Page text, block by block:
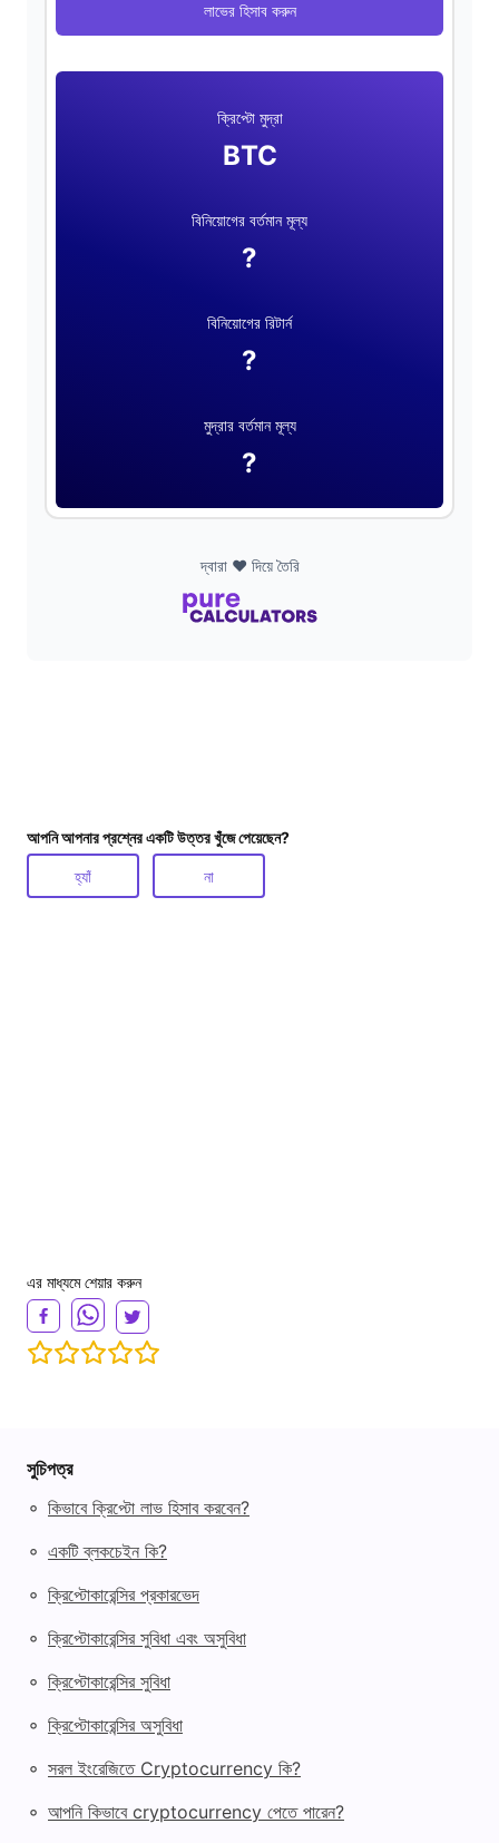
লাভের হিসাব করুন
ক্রিপ্টো মুদ্রা
BTC
বিনিয়োগের বর্তমান মূল্য
?
বিনিয়োগের রিটার্ন
?
মুদ্রার বর্তমান মূল্য
?
দ্বারা ❤️ দিয়ে তৈরি
আপনি আপনার প্রশ্নের একটি উত্তর খুঁজে পেয়েছেন?
হ্যাঁ না
এর মাধ্যমে শেয়ার করুন
সুচিপত্র
◦ কিভাবে ক্রিপ্টো লাভ হিসাব করবেন?
◦ একটি ব্লকচেইন কি?
◦ ক্রিপ্টোকারেন্সির প্রকারভেদ
◦ ক্রিপ্টোকারেন্সির সুবিধা এবং অসুবিধা
◦ ক্রিপ্টোকারেন্সির সুবিধা
◦ ক্রিপ্টোকারেন্সির অসুবিধা
◦ সরল ইংরেজিতে Cryptocurrency কি?
◦ আপনি কিভাবে cryptocurrency পেতে পারেন?